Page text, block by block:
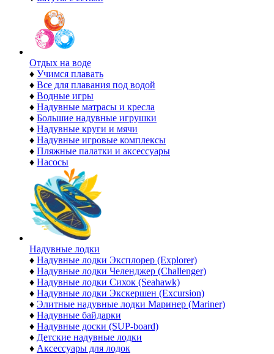
Отдых на воде
♦ Учимся плавать
♦ Все для плавания под водой
♦ Водные игры
♦ Надувные матрасы и кресла
♦ Большие надувные игрушки
♦ Надувные круги и мячи
♦ Надувные игровые комплексы
♦ Пляжные палатки и аксессуары
♦ Насосы
Надувные лодки
♦ Надувные лодки Эксплорер (Explorer)
♦ Надувные лодки Челенджер (Challenger)
♦ Надувные лодки Сихок (Seahawk)
♦ Надувные лодки Экскершен (Excursion)
♦ Элитные надувные лодки Маринер (Mariner)
♦ Надувные байдарки
♦ Надувные доски (SUP-board)
♦ Детские надувные лодки
♦ Аксессуары для лодок